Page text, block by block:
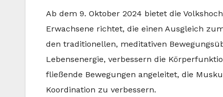
Ab dem 9. Oktober 2024 bietet die
Erwachsene richtet, die einen Ausgleich
den traditionellen, meditativen
Lebensenergie, verbessern die
fließende Bewegungen angeleitet, die
Koordination zu verbessern.